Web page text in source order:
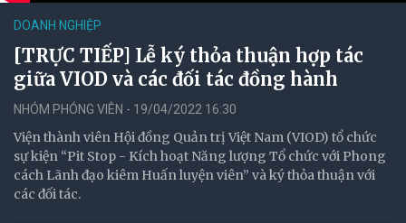
DOANH NGHIỆP
[TRỰC TIẾP] Lễ ký thỏa thuận hợp tác
giữa VIOD và các đối tác đồng hành
NHÓM PHÓNG VIÊN - 19/04/2022 16:30
Viện thành viên Hội đồng Quản trị Việt Nam (VIOD) tổ chức
sự kiện “Pit Stop - Kích hoạt Năng lượng Tổ chức với Phong
cách Lãnh đạo kiêm Huấn luyện viên” và ký thỏa thuận với
các đối tác.